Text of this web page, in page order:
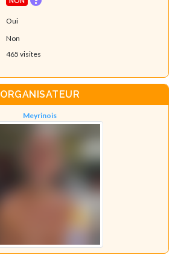
Oui
Non
465 visites
ORGANISATEUR
Meyrinois